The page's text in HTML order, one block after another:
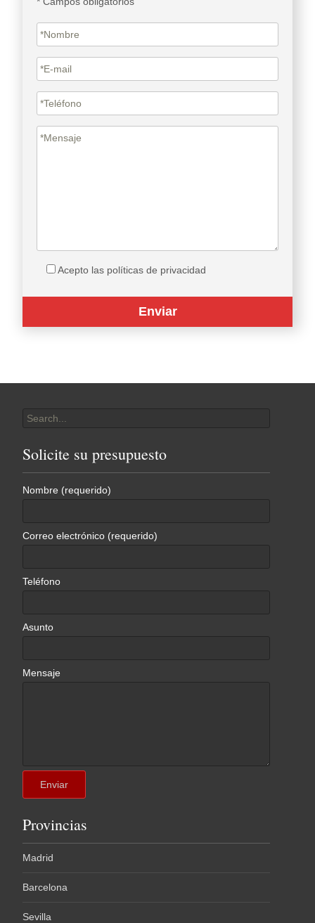
Acepto las políticas de privacidad
for:
Solicite su presupuesto
Nombre (requerido)
Correo electrónico (requerido)
Teléfono
Asunto
Mensaje
Provincias
Madrid
Barcelona
Sevilla